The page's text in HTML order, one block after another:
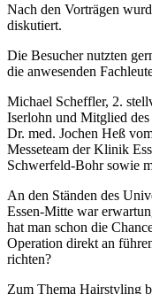
Nach den Vorträgen
diskutiert.
Die Besucher nutzten
die anwesenden
Michael Scheffler, 2.
Iserlohn und Mitglied
Dr. med. Jochen Heß
Messeteam der Klinik
Schwerfeld-Bohr sowie
An den Ständen des
Essen-Mitte war
hat man schon die
Operation direkt an
richten?
Zum Thema Hairstyling